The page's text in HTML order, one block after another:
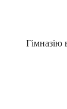
Гімназію